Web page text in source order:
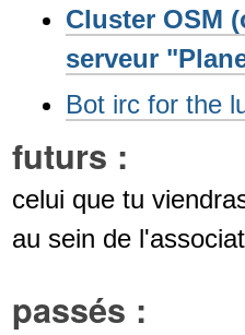
Cluster OSM
serveur
Bot irc for the
futurs :
celui que tu
au sein de
passés :